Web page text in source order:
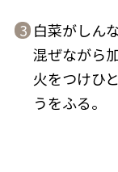
だし粉
3 白菜がしん
混ぜながら
火をつけひ
うをふる。